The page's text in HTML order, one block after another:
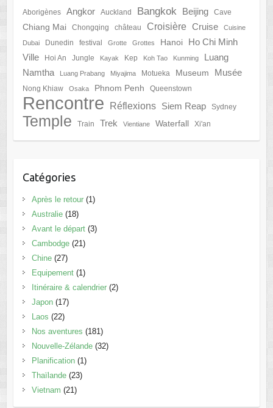
Aborigènes Angkor Auckland Bangkok Beijing Cave
Chiang Mai Chongqing château Croisière Cruise Cuisine
Dubai Dunedin festival Grotte Grottes Hanoi
Ho Chi Minh
Ville
Hoi An Jungle Kayak Kep Koh Tao Kunming
Luang
Namtha
Luang Prabang Miyajima Motueka Museum Musée
Nong Khiaw Osaka Phnom Penh Queenstown
Rencontre Réflexions Siem Reap Sydney
Temple Train Trek Vientiane Waterfall Xi'an
Catégories
Après le retour(1)
Australie(18)
Avant le départ(3)
Cambodge(21)
Chine(27)
Equipement(1)
Itinéraire & calendrier(2)
Japon(17)
Laos (22)
Nos aventures (181)
Nouvelle-Zélande(32)
Planification(1)
Thaïlande(23)
Vietnam (21)